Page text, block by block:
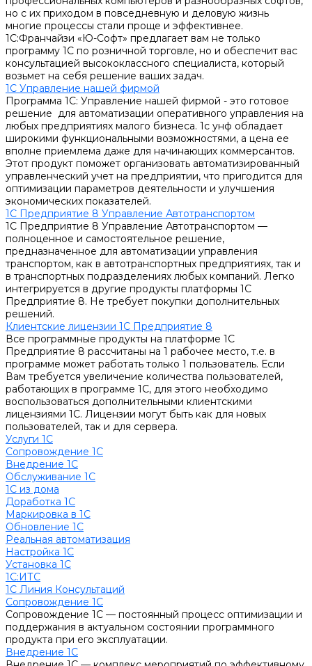
но с их приходом в повседневную и деловую жизнь
многие процессы стали проще и эффективнее.
1С:Франчайзи «Ю-Софт» предлагает вам не только
программу 1С по розничной торговле, но и обеспечит вас
консультацией высококлассного специалиста, который
возьмет на себя решение ваших задач.
1С Управление нашей фирмой
Программа 1С: Управление нашей фирмой - это готовое
решение для автоматизации оперативного управления на
любых предприятиях малого бизнеса. 1с унф обладает
широкими функциональными возможностями, а цена ее
вполне приемлема даже для начинающих коммерсантов.
Этот продукт поможет организовать автоматизированный
управленческий учет на предприятии, что пригодится для
оптимизации параметров деятельности и улучшения
экономических показателей.
1С Предприятие 8 Управление Автотранспортом
1С Предприятие 8 Управление Автотранспортом —
полноценное и самостоятельное решение,
предназначенное для автоматизации управления
транспортом, как в автотранспортных предприятиях, так и
в транспортных подразделениях любых компаний. Легко
интегрируется в другие продукты платформы 1С
Предприятие 8. Не требует покупки дополнительных
решений.
Клиентские лицензии 1С Предприятие 8
Все программные продукты на платформе 1С
Предприятие 8 рассчитаны на 1 рабочее место, т.е. в
программе может работать только 1 пользователь. Если
Вам требуется увеличение количества пользователей,
работающих в программе 1С, для этого необходимо
воспользоваться дополнительными клиентскими
лицензиями 1С. Лицензии могут быть как для новых
пользователей, так и для сервера.
Услуги 1С
Сопровождение 1С
Внедрение 1С
Обслуживание 1С
1С из дома
Доработка 1С
Маркировка в 1С
Обновление 1С
Реальная автоматизация
Настройка 1С
Установка 1С
1С:ИТС
1С Линия Консультаций
Сопровождение 1С
Сопровождение 1С — постоянный процесс оптимизации и
поддержания в актуальном состоянии программного
продукта при его эксплуатации.
Внедрение 1С